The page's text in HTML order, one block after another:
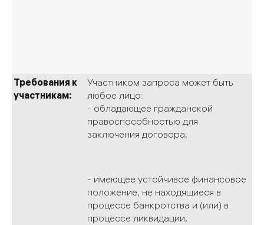
Требования к
участникам:
Участником запроса может быть
любое лицо:
- обладающее гражданской
правоспособностью для
заключения договора;
- имеющее устойчивое финансовое
положение, не находящиеся в
процессе банкротства и (или) в
процессе ликвидации;